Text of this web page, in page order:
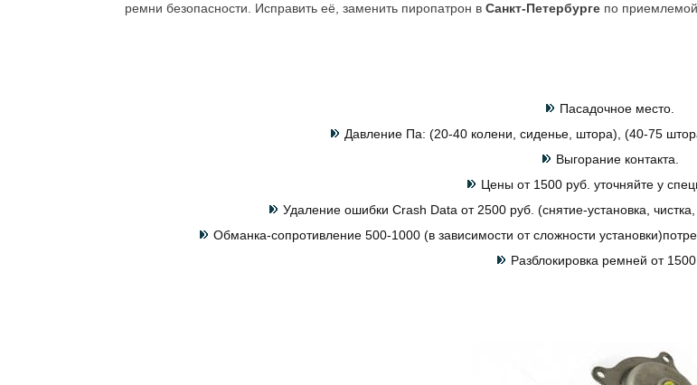
ремни безопасности. Исправить её, заменить пиропатрон в Санкт-Петербурге по
Пасадочное место.
Давление Па: (20-40 колени, сиденье, штора), (40-75
Выгорание контакта.
Цены от 1500 руб. уточняйте у
Удаление ошибки Crash Data от 2500 руб. (снятие-установка,
Обманка-сопротивление 500-1000 (в зависимости от сложности
Разблокировка ремней от 1500